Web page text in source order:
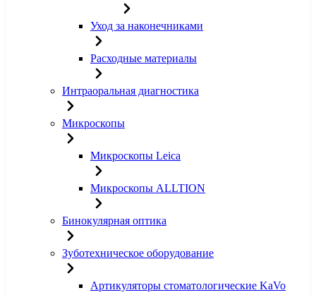
Уход за наконечниками
Расходные материалы
Интраоральная диагностика
Микроскопы
Микроскопы Leica
Микроскопы ALLTION
Бинокулярная оптика
Зуботехническое оборудование
Артикуляторы стоматологические KaVo